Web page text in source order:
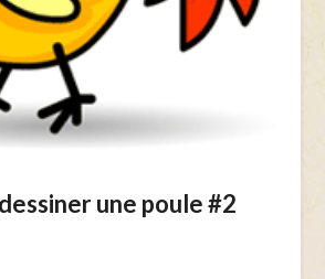
une poule #2